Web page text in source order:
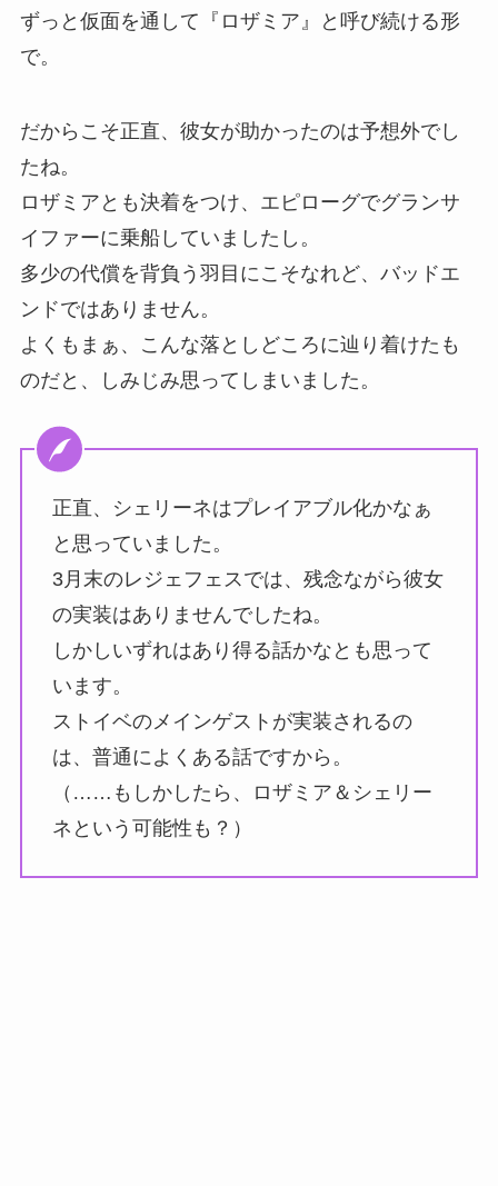
ずっと仮面を通して『ロザミア』と呼び続ける形
で。
だからこそ正直、彼女が助かったのは予想外でし
たね。
ロザミアとも決着をつけ、エピローグでグランサ
イファーに乗船していましたし。
多少の代償を背負う羽目にこそなれど、バッドエ
ンドではありません。
よくもまぁ、こんな落としどころに辿り着けたも
のだと、しみじみ思ってしまいました。
正直、シェリーネはプレイアブル化かなぁ
と思っていました。
3月末のレジェフェスでは、残念ながら彼女
の実装はありませんでしたね。
しかしいずれはあり得る話かなとも思って
います。
ストイベのメインゲストが実装されるの
は、普通によくある話ですから。
（……もしかしたら、ロザミア＆シェリー
ネという可能性も？）